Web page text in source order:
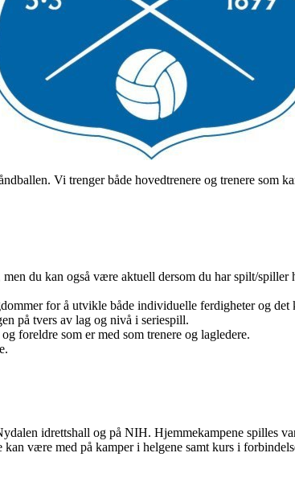
Vi trenger både hovedtrenere og trenere som
du kan også være aktuell dersom du har spilt/spiller
for å utvikle både individuelle ferdigheter og det
på tvers av lag og nivå i seriespill.
foreldre som er med som trenere og lagledere.
idrettshall og på NIH. Hjemmekampene spilles
være med på kamper i helgene samt kurs i